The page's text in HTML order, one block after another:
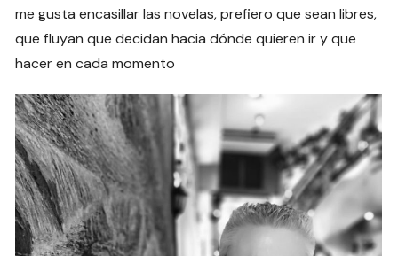
me gusta encasillar las novelas, prefiero que sean libres,
que fluyan que decidan hacia dónde quieren ir y que
hacer en cada momento